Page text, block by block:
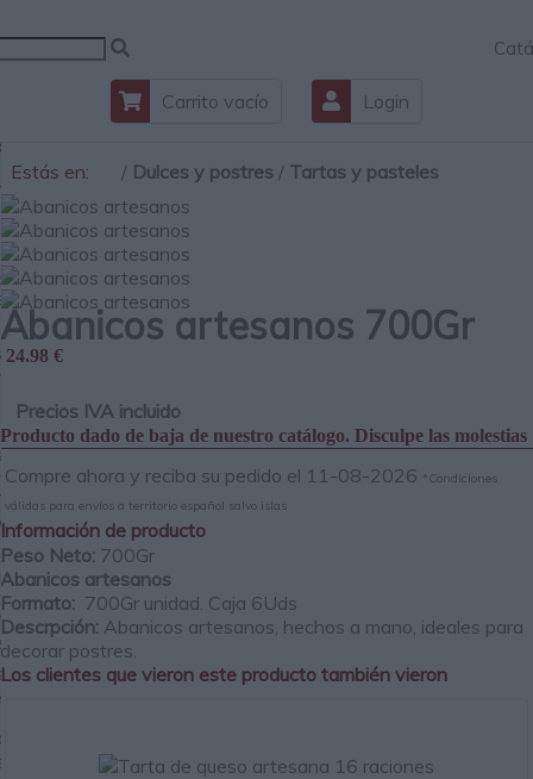
Carrito vacío Login
y
y
e
y
y
Estás en: / Dulces y postres/ Tartas y pasteles
Abanicos artesanos 700Gr
24.98 €
Precios IVA incluido
Producto dado de baja de nuestro catálogo. Disculpe las molestias
Compre ahora y reciba su pedido el 11-08-2026 *Condiciones
válidas para envíos a territorio español salvo islas
Información de producto
Peso Neto: 700Gr
Abanicos artesanos
Formato: 700Gr unidad. Caja 6Uds
Descrpción: Abanicos artesanos, hechos a mano, ideales para
decorar postres.
Los clientes que vieron este producto también vieron